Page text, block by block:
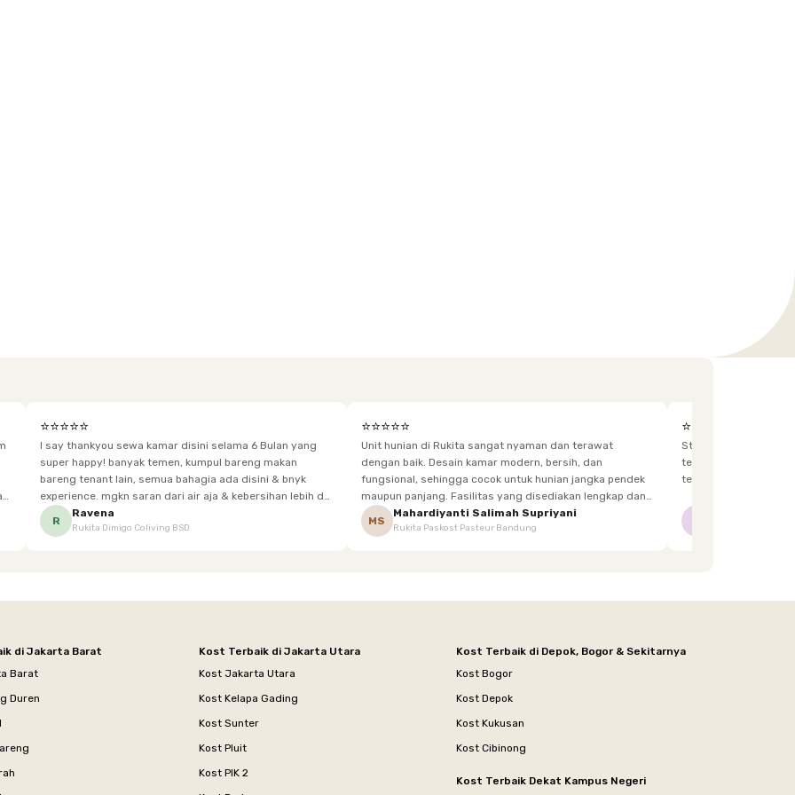
⭐⭐⭐⭐⭐
I say thankyou sewa kamar disini selama 6 Bulan yang
super happy! banyak temen, kumpul bareng makan
bareng tenant lain, semua bahagia ada disini & bnyk
experience. mgkn saran dari air aja & kebersihan lebih di
tingkatkan lagi. but, I love Rukita
R
Ravena
Rukita Dimigo Coliving BSD
⭐⭐⭐⭐⭐
Unit hunian di Rukita sangat nyaman dan terawat
dengan baik. Desain kamar modern, bersih, dan
fungsional, sehingga cocok untuk hunian jangka pendek
maupun panjang. Fasilitas yang disediakan lengkap dan
sesuai dengan kebutuhan penghuni, mulai dari furnitur,
area bersama, hingga akses yang mudah.
MS
Mahardiyanti Salimah Supriyani
Rukita Paskost Pasteur Bandung
⭐⭐⭐⭐⭐
Staff yg menjaga
terkadang lupa bawa kunci, dan sangat fast response.
di Jakarta Barat
Barat
Duren
Kost Terbaik di Jakarta Utara
Kost Jakarta Utara
Kost Kelapa Gading
Kost Sunter
Kost Pluit
Kost PIK 2
Kost Terbaik di Depok, Bogor & Sekitarnya
Kost Bogor
Kost Depok
Kost Kukusan
Kost Cibinong
Kost Terbaik Dekat Kampus Negeri